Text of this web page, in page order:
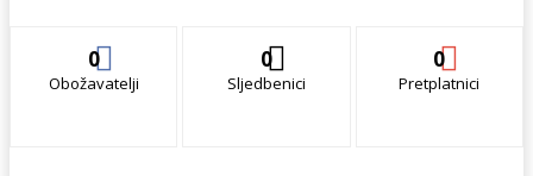
0
Obožavatelji
0
Sljedbenici
0
Pretplatnici